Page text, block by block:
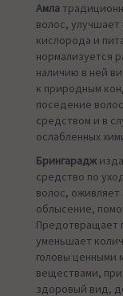
Амла
волос,
кислорода и
нормализуется
наличию в ней
к природным
поседение
средством и в
ослабленных
Брингарадж
средство по
волос,
облысение,
Предотвращает
уменьшает
головы ценными
веществами,
здоровый вид,